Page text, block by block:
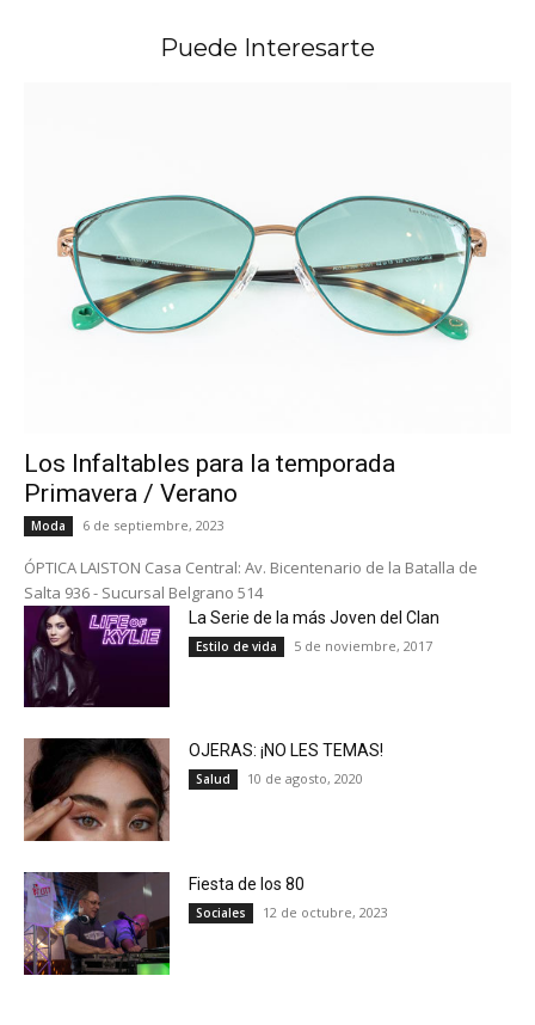
Puede Interesarte
Los Infaltables para la temporada
Primavera / Verano
Moda 6 de septiembre, 2023
ÓPTICA LAISTON Casa Central: Av. Bicentenario de la Batalla de
Salta 936 - Sucursal Belgrano 514
La Serie de la más Joven del Clan
Estilo de vida 5 de noviembre, 2017
OJERAS: ¡NO LES TEMAS!
Salud 10 de agosto, 2020
Fiesta de los 80
Sociales 12 de octubre, 2023